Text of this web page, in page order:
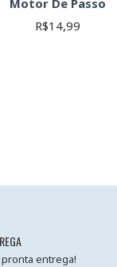
R$14,99
entrega!